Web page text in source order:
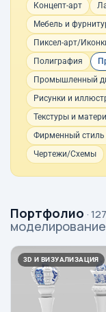
Концепт-арт
Мебель и
Пиксел-арт/
Полиграфия
Промышленный
Рисунки и
Текстуры и
Фирменный стиль
Чертежи/Схемы
Портфолио · 127
моделирование
3D И ВИЗУАЛИЗАЦИЯ